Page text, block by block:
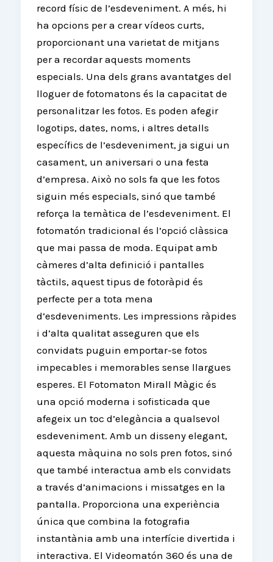
record físic de l’esdeveniment. A més, hi
ha opcions per a crear vídeos curts,
proporcionant una varietat de mitjans
per a recordar aquests moments
especials. Una dels grans avantatges del
lloguer de fotomatons és la capacitat de
personalitzar les fotos. Es poden afegir
logotips, dates, noms, i altres detalls
específics de l’esdeveniment, ja sigui un
casament, un aniversari o una festa
d’empresa. Això no sols fa que les fotos
siguin més especials, sinó que també
reforça la temàtica de l’esdeveniment. El
fotomatón tradicional és l’opció clàssica
que mai passa de moda. Equipat amb
càmeres d’alta definició i pantalles
tàctils, aquest tipus de fotoràpid és
perfecte per a tota mena
d’esdeveniments. Les impressions ràpides
i d’alta qualitat asseguren que els
convidats puguin emportar-se fotos
impecables i memorables sense llargues
esperes. El Fotomaton Mirall Màgic és
una opció moderna i sofisticada que
afegeix un toc d’elegància a qualsevol
esdeveniment. Amb un disseny elegant,
aquesta màquina no sols pren fotos, sinó
que també interactua amb els convidats
a través d’animacions i missatges en la
pantalla. Proporciona una experiència
única que combina la fotografia
instantània amb una interfície divertida i
interactiva. El Videomatón 360 és una de